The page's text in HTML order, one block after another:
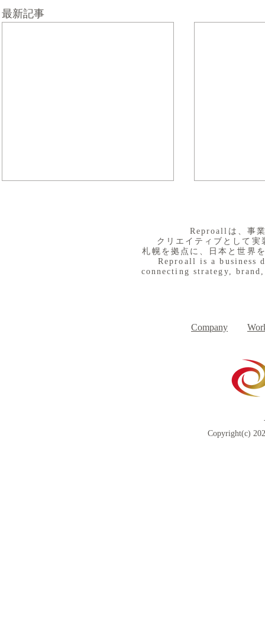
最新記事
​Reproallは、事
クリエイティブとして
札幌を拠点に、日本と世界
Reproall is a business
connecting strategy,
Company
Copyright(c)